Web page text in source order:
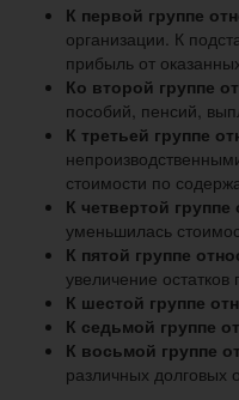
К первой группе
организации. К
прибыль от
Ко второй группе
пособий, пенсий,
К третьей группе
стоимости по
К четвертой
уменьшилась
К пятой группе
увеличение остатков
К шестой группе
К седьмой группе
К восьмой группе
различных долговых